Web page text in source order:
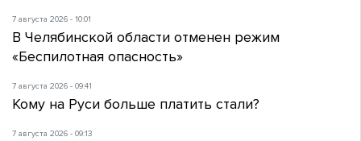
7 августа 2026 - 10:01
В Челябинской области отменен режим
«Беспилотная опасность»
7 августа 2026 - 09:41
Кому на Руси больше платить стали?
7 августа 2026 - 09:13